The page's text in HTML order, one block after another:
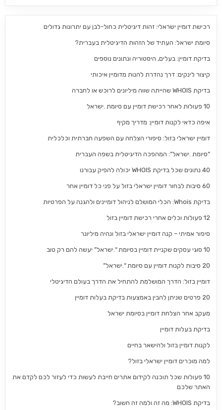
רכישת דומיין ישראלי: זהות דיגיטלית כחול-לבן עם יתרונות גדולים
סיומת ישראל: העתיד של הזהות הדיגיטלית בעברית?
בדיקת דומיין: בעלים, היסטוריה ונתונים נוספים
קיצור לינקים: דרך נהדרת להנות מדומיין איכותי
בדיקת WHOIS שהייתה שווה מיליונים לרוכש או לחברה
10 פעולות לאחר רכישת דומיין עם סיומת .ישראל
איפה כדאי לקנות דומיין: מדריך מקיף
דומיין ישראלי בזול: סיפורי הצלחה עם השפעה חברתית וכלכלית
“סיומת .ישראל”: המהפכה הדיגיטלית בשפה העברית
40 נתונים שכל בדיקת WHOIS יכולה להפיק עבורנו
60 סיבות לבחור דומיין ישראלי בזול על פני כל דומיין אחר
בדיקת Whois: הכלי המושלם לניהול דומיינים ולהגנה על הפרטיות
12 פעולות וכלים אחרי רכישת דומיין בזול
סיפור אמיתי – קנה דומיין ישראלי בזול ונהיה מיליונר
10 סוגי עסקים שקניית דומיין בסיומת “.ישראל” יעשה להם רק טוב
20 סיבות לקנות דומיין עם סיומת “.ישראל”
דומיין בזול: הדרך המושלמת להתחיל את הדרך בעולם הדיגיטלי
20 פרטים שניתן להבין באמצעות בדיקת בעלות דומיין
מעקב אחר הצלחת דומיין בסיומת ישראל
בדיקת בעלות דומיין
לקנות דומיין בזול ולהישאר בחיים
למה מוכרים דומיין ישראלי בזול?
10 פעולות שכל תוכנה לקידום אתרים חייבת לעשות כדי לעזור לכם לקדם את
האתר שלכם
בדיקת WHOIS: מה זה ולמה זה חשוב?